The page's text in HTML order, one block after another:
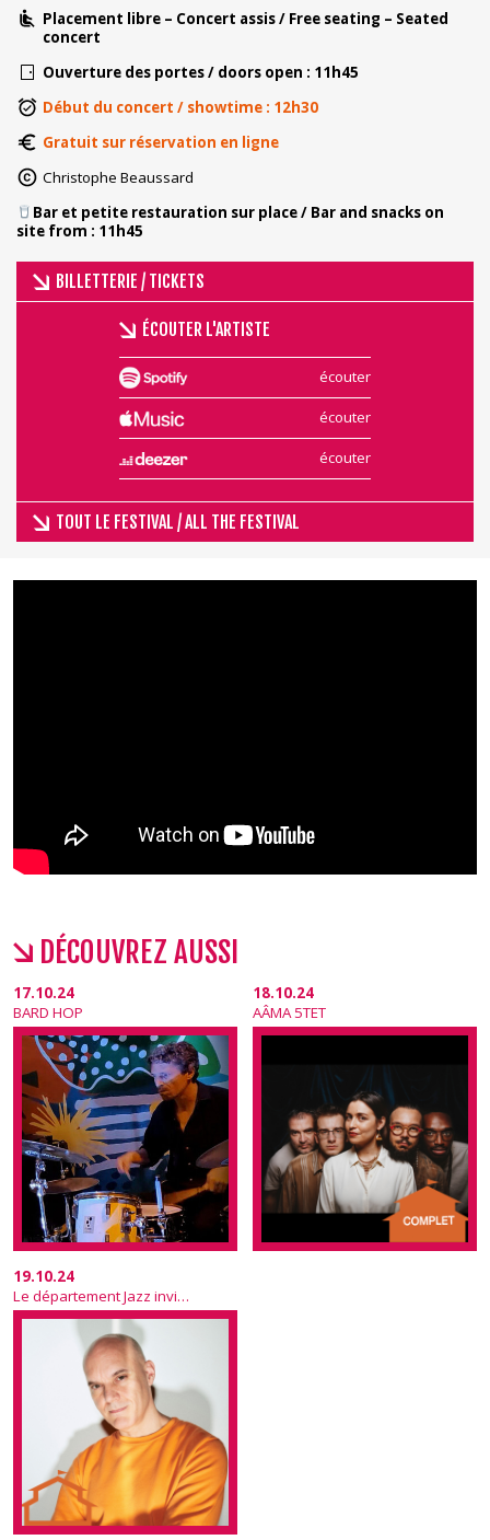
Placement libre – Concert assis / Free seating – Seated
concert
Ouverture des portes / doors open : 11h45
Début du concert / showtime : 12h30
Gratuit sur réservation en ligne
Christophe Beaussard
​Bar et petite restauration sur place / Bar and snacks on
site from : 11h45
BILLETTERIE / TICKETS
ÉCOUTER L'ARTISTE
écouter
écouter
écouter
TOUT LE FESTIVAL / ALL THE FESTIVAL
DÉCOUVREZ AUSSI
17.10.24
BARD HOP
18.10.24
AÂMA 5TET
19.10.24
Le département Jazz invite Stéphane Galland